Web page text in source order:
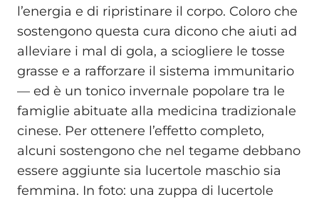
l’energia e di ripristinare il corpo. Coloro che
sostengono questa cura dicono che aiuti ad
alleviare i mal di gola, a sciogliere le tosse
grasse e a rafforzare il sistema immunitario
— ed è un tonico invernale popolare tra le
famiglie abituate alla medicina tradizionale
cinese. Per ottenere l’effetto completo,
alcuni sostengono che nel tegame debbano
essere aggiunte sia lucertole maschio sia
femmina. In foto: una zuppa di lucertole